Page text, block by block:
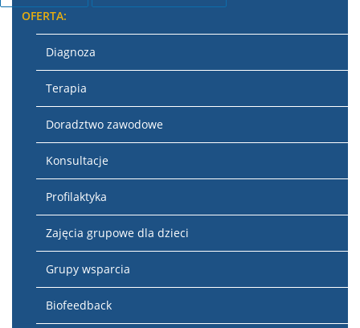
OFERTA:
Diagnoza
Terapia
Doradztwo zawodowe
Konsultacje
Profilaktyka
Zajęcia grupowe dla dzieci
Grupy wsparcia
Biofeedback